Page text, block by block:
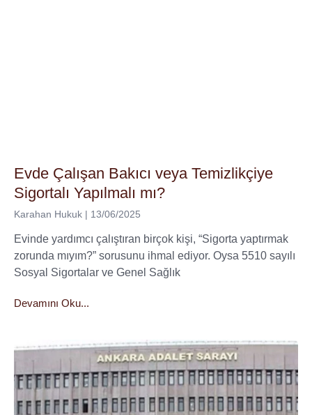
Evde Çalışan Bakıcı veya Temizlikçiye
Sigortalı Yapılmalı mı?
Karahan Hukuk 13/06/2025
Evinde yardımcı çalıştıran birçok kişi, “Sigorta yaptırmak
zorunda mıyım?” sorusunu ihmal ediyor. Oysa 5510 sayılı
Sosyal Sigortalar ve Genel Sağlık
Devamını Oku...